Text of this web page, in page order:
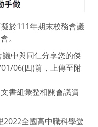
於111年期末校務會議
。
議中與同仁分享您的傑
06(四)前，上傳至附
書組彙整相關會議資
2022全國高中職科學遊